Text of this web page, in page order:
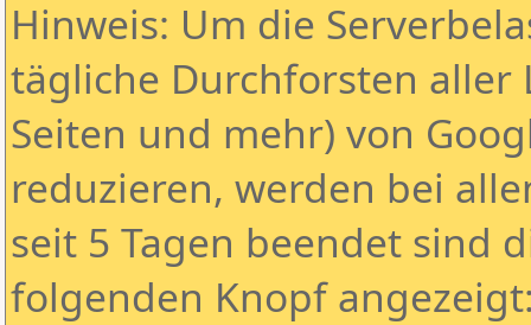
Hinweis: Um die
tägliche Durchforsten aller
Seiten und mehr) von
reduzieren, werden bei
seit 5 Tagen beendet sind
folgenden Knopf